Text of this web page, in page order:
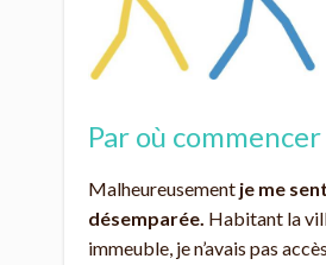
Par où commencer
Malheureusement je me
désemparée. Habitant la
immeuble, je n’avais pas